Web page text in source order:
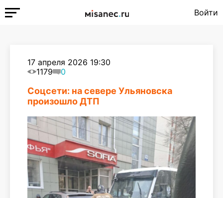
Войти
17 апреля 2026 19:30
1179
0
Соцсети: на севере Ульяновска
произошло ДТП